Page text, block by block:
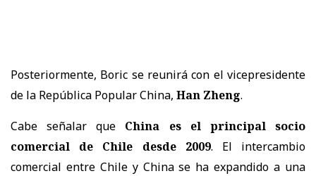
Posteriormente, Boric se reunirá con el vicepresidente
de la República Popular China, Han Zheng.
Cabe señalar que China es el principal socio
comercial de Chile desde 2009. El intercambio
comercial entre Chile y China se ha expandido a una